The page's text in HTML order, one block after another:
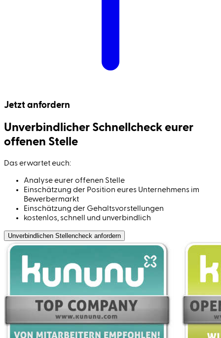
Jetzt anfordern
Unverbindlicher Schnell­check eurer
offenen Stelle
Das erwartet euch:
Analyse eurer offenen Stelle
Einschätzung der Position eures Unternehmens im
Bewerbermarkt
Einschätzung der Gehaltsvorstellungen
kostenlos, schnell und unverbindlich
Unverbindlichen Stellen­check anfordern